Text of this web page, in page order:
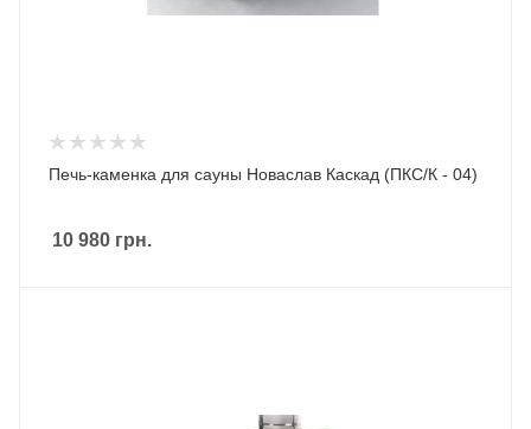
Печь-каменка для сауны Новаслав Каскад (ПКС/К - 04)
10 980 грн.